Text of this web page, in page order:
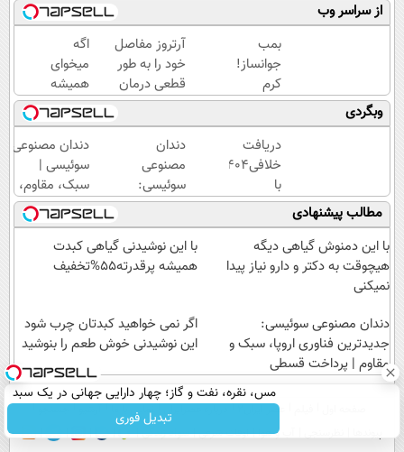
از سراسر وب
بمب
جوانساز!
کرم
بوتاکس
جلبک
اسپیرولینا50%تخفیف
آرتروز مفاصل
خود را به طور
قطعی درمان
کنید!
◗پرسش‌نامه◖
اگه
میخوای
همیشه
جوون
باشی کرم
جوانساز
جلبک
مخصوص
توعه
وبگردی
دریافت
خلافی۱۴۰۴
با
جزییات...
(استعلام
و
پرداخت)
دندان
مصنوعی
سوئیسی:
جدیدترین
فناوری
اروپا،
سبک و
قسطی
دندان مصنوعی
سوئیسی |
سبک، مقاوم،
طبیعی! ویزیت
رایگان+پرداخت
اقساطی😍
مطالب پیشنهادی
با این دمنوش گیاهی دیگه
هیچوقت به دکتر و دارو نیاز پیدا
نمیکنی
با این نوشیدنی گیاهی کبدت
همیشه پرقدرته55%تخفیف
دندان مصنوعی سوئیسی:
جدیدترین فناوری اروپا، سبک و
مقاوم | پرداخت قسطی
اگر نمی خواهید کبدتان چرب شود
این نوشیدنی خوش طعم را بنوشید
مس، نقره، نفت و گاز؛ چهار دارایی جهانی در یک سبد
تبدیل فوری
عصر ایران۲ تماس با ما
آب و هوا اوقات شرعی سواد زندگی